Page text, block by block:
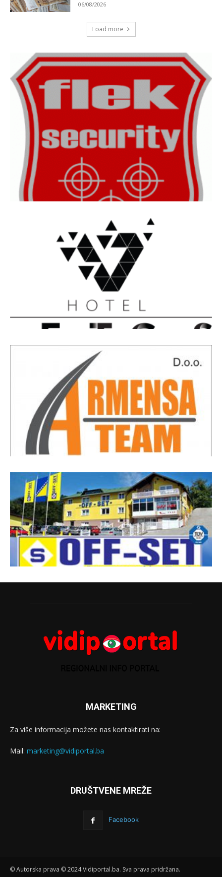
06/08/2026
Load more
MARKETING
Za više informacija možete nas kontaktirati na:
Mail: marketing@vidiportal.ba
DRUŠTVENE MREŽE
Facebook
© Autorska prava © 2024 Vidiportal.ba. Sva prava pridržana.